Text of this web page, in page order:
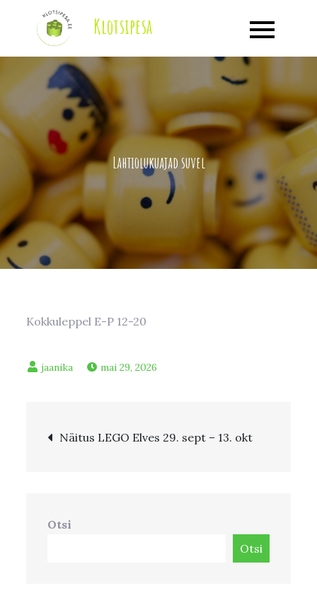
Klotsipesa
Lahtiolukuajad suvel
Kokkuleppel E-P 12-20
mai 29, 2026
Navigeerimine
Näitus LEGO Elves 29. sept – 13. okt
Otsi
Otsi